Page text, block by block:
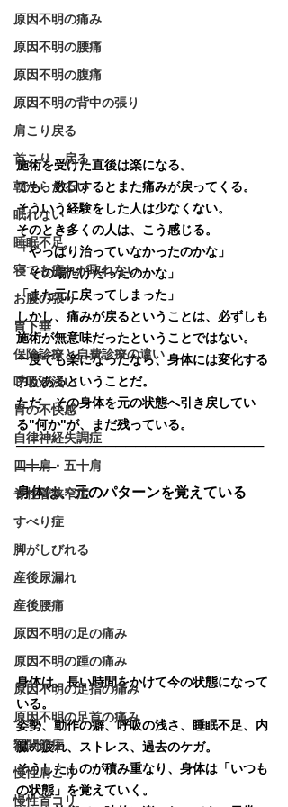
原因不明の痛み
原因不明の腰痛
原因不明の腹痛
原因不明の背中の張り
肩こり戻る
首こり 戻る
朝からだるい
眠れない
睡眠不足
寝ても疲れが取れない
お腹の張り
胃下垂
保険診療と自費診療の違い
呼吸が浅い
胃の不快感
自律神経失調症
四十肩・五十肩
脊柱管狭窄症
すべり症
脚がしびれる
産後尿漏れ
産後腰痛
原因不明の足の痛み
原因不明の踵の痛み
原因不明の足指の痛み
原因不明の足首の痛み
額関節症
慢性肩こり
慢性首コリ
施術を受けた直後は楽になる。
でも、数日するとまた痛みが戻ってくる。
そういう経験をした人は少なくない。
そのとき多くの人は、こう感じる。
「やっぱり治っていなかったのかな」
「その場だけだったのかな」
「また元に戻ってしまった」
しかし、痛みが戻るということは、必ずしも
施術が無意味だったということではない。
一度でも楽になったなら、身体には変化する
力があるということだ。
ただ、その身体を元の状態へ引き戻してい
る"何か"が、まだ残っている。
─────────────────────────
────
身体は、元のパターンを覚えている
身体は、長い時間をかけて今の状態になって
いる。
姿勢、動作の癖、呼吸の浅さ、睡眠不足、内
臓の疲れ、ストレス、過去のケガ。
そうしたものが積み重なり、身体は「いつも
の状態」を覚えていく。